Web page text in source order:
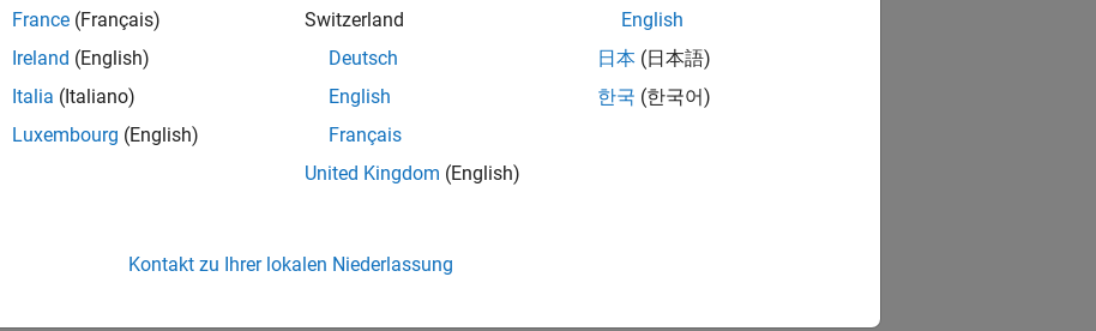
France (Français)
Ireland (English)
Italia (Italiano)
Luxembourg (English)
Switzerland
Deutsch
English
Français
United Kingdom (English)
English
日本 (日本語)
한국 (한국어)
Kontakt zu Ihrer lokalen Niederlassung